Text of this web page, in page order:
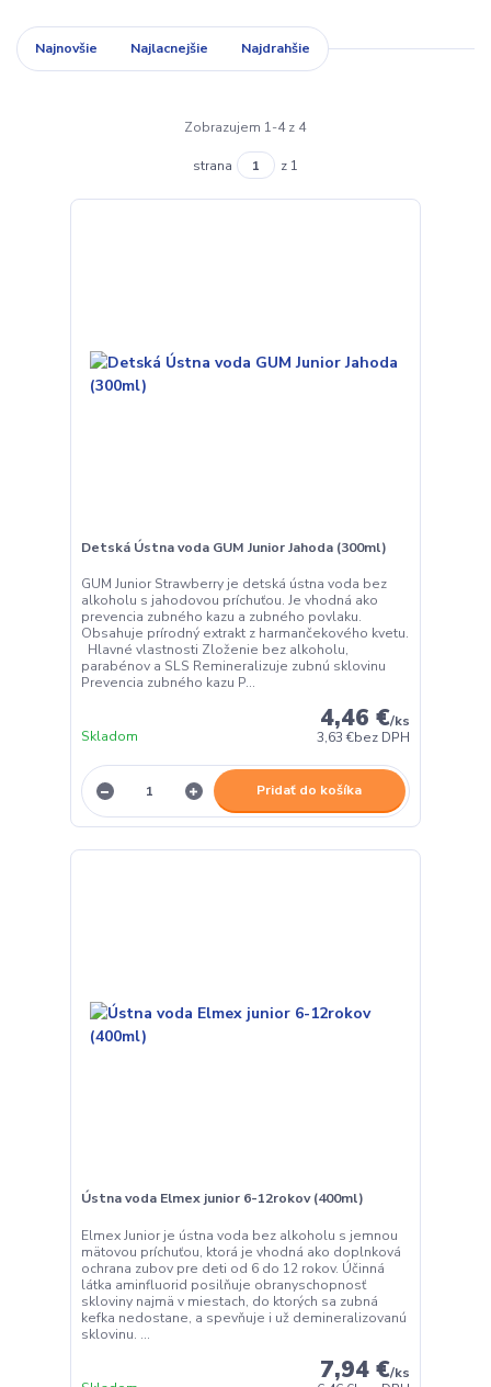
Najnovšie Najlacnejšie Najdrahšie
Zobrazujem 1-4 z 4
strana z 1
Detská Ústna voda GUM Junior Jahoda (300ml)
GUM Junior Strawberry je detská ústna voda bez
alkoholu s jahodovou príchuťou. Je vhodná ako
prevencia zubného kazu a zubného povlaku.
Obsahuje prírodný extrakt z harmančekového kvetu.
Hlavné vlastnosti Zloženie bez alkoholu,
parabénov a SLS Remineralizuje zubnú sklovinu
Prevencia zubného kazu P...
4,46 €/ks
3,63 €bez DPH
Skladom
Pridať do košíka
Ústna voda Elmex junior 6-12rokov (400ml)
Elmex Junior je ústna voda bez alkoholu s jemnou
mätovou príchuťou, ktorá je vhodná ako doplnková
ochrana zubov pre deti od 6 do 12 rokov. Účinná
látka aminfluorid posilňuje obranyschopnosť
skloviny najmä v miestach, do ktorých sa zubná
kefka nedostane, a spevňuje i už demineralizovanú
sklovinu. ...
7,94 €/ks